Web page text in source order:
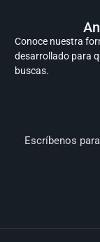
Conoce nuestra
desarrollado para
buscas.
Escríbenos